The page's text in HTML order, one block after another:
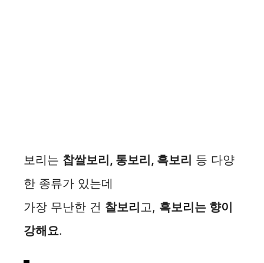
보리는 찹쌀보리, 통보리, 흑보리 등 다양
한 종류가 있는데
가장 무난한 건 찰보리고, 흑보리는 향이
강해요.